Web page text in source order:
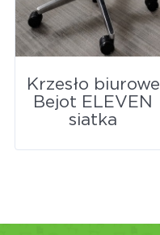
Krzesło biurowe
Bejot ELEVEN
siatka